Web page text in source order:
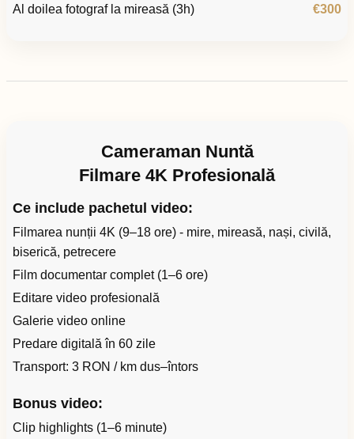
Al doilea fotograf la mireasă (3h)
€300
Cameraman Nuntă
Filmare 4K Profesională
Ce include pachetul video:
Filmarea nunții 4K (9–18 ore) - mire, mireasă, nași, civilă,
biserică, petrecere
Film documentar complet (1–6 ore)
Editare video profesională
Galerie video online
Predare digitală în 60 zile
Transport: 3 RON / km dus–întors
Bonus video:
Clip highlights (1–6 minute)